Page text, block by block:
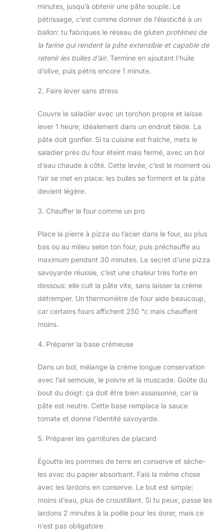
minutes, jusqu’à obtenir une pâte souple. Le
pétrissage, c’est comme donner de l’élasticité à un
ballon: tu fabriques le réseau de gluten protéines de
la farine qui rendent la pâte extensible et capable de
retenir les bulles d’air. Termine en ajoutant l’huile
d’olive, puis pétris encore 1 minute.
2. Faire lever sans stress
Couvre le saladier avec un torchon propre et laisse
lever 1 heure, idéalement dans un endroit tiède. La
pâte doit gonfler. Si ta cuisine est fraîche, mets le
saladier près du four éteint mais fermé, avec un bol
d’eau chaude à côté. Cette levée, c’est le moment où
l’air se met en place: les bulles se forment et la pâte
devient légère.
3. Chauffer le four comme un pro
Place la pierre à pizza ou l’acier dans le four, au plus
bas ou au milieu selon ton four, puis préchauffe au
maximum pendant 30 minutes. Le secret d’une pizza
savoyarde réussie, c’est une chaleur très forte en
dessous: elle cuit la pâte vite, sans laisser la crème
détremper. Un thermomètre de four aide beaucoup,
car certains fours affichent 250 °c mais chauffent
moins.
4. Préparer la base crémeuse
Dans un bol, mélange la crème longue conservation
avec l’ail semoule, le poivre et la muscade. Goûte du
bout du doigt: ça doit être bien assaisonné, car la
pâte est neutre. Cette base remplace la sauce
tomate et donne l’identité savoyarde.
5. Préparer les garnitures de placard
Égoutte les pommes de terre en conserve et sèche-
les avec du papier absorbant. Fais la même chose
avec les lardons en conserve. Le but est simple:
moins d’eau, plus de croustillant. Si tu peux, passe les
lardons 2 minutes à la poêle pour les dorer, mais ce
n’est pas obligatoire.